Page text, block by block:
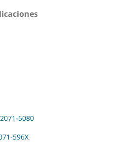
2071-5080
596X